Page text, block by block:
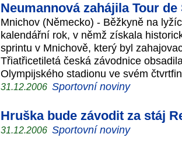
Neumannová zahájila Tour
Mnichov (Německo) - Běžkyně na
kalendářní rok, v němž získala
sprintu v Mnichově, který byl
Třiatřicetiletá česká závodnice
Olympijského stadionu ve svém
31.12.2006 Sportovní noviny
Hruška bude závodit za stáj
31.12.2006 Sportovní noviny